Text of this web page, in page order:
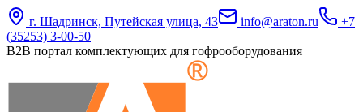
г. Шадринск, Путейская улица, 43 info@araton.ru
+7
(35253) 3-00-50
B2B портал комплектующих для гофрооборудования